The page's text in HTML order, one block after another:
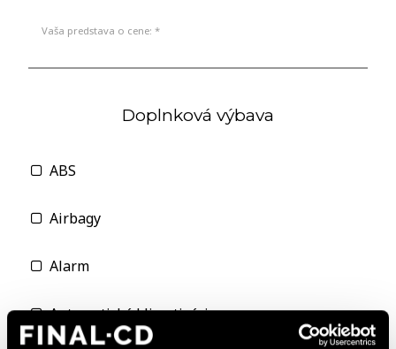
Vaša predstava o cene: *
Doplnková výbava
ABS
Airbagy
Alarm
Automatická klimatizácia